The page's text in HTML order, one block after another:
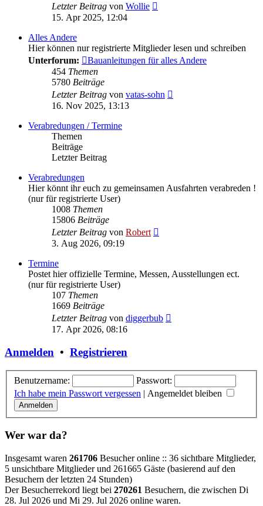
Letzter Beitrag von Wollie
15. Apr 2025, 12:04
Alles Andere
Hier können nur registrierte Mitglieder lesen und schreiben
Unterforum:
Bauanleitungen für alles Andere
454 Themen
5780 Beiträge
Letzter Beitrag von vatas-sohn
16. Nov 2025, 13:13
Verabredungen / Termine
Themen
Beiträge
Letzter Beitrag
Verabredungen
Hier könnt ihr euch zu gemeinsamen Ausfahrten verabreden !
(nur für registrierte User)
1008 Themen
15806 Beiträge
Letzter Beitrag von Robert
3. Aug 2026, 09:19
Termine
Postet hier offizielle Termine, Messen, Ausstellungen ect.
(nur für registrierte User)
107 Themen
1669 Beiträge
Letzter Beitrag von diggerbub
17. Apr 2026, 08:16
Anmelden • Registrieren
Benutzername:
Passwort:
Ich habe mein Passwort vergessen | Angemeldet bleiben
Wer war da?
Insgesamt waren 261706 Besucher online :: 36 sichtbare Mitglieder,
5 unsichtbare Mitglieder und 261665 Gäste (basierend auf den
Besuchern der letzten 24 Stunden)
Der Besucherrekord liegt bei 270261 Besuchern, die zwischen Di
28. Jul 2026 und Mi 29. Jul 2026 online waren.